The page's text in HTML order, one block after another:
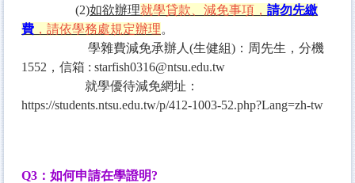
(2)如欲辦理就學貸款、減免事項， 請勿先繳
費 ，請依學務處規定辦理。
學雜費減免承辦人(生健組)：周先生，分機
1552，信箱 : starfish0316@ntsu.edu.tw
就學優待減免網址：
https://students.ntsu.edu.tw/p/412-1003-52.php?Lang=zh-tw
Q3 ：如何申請在學證明?